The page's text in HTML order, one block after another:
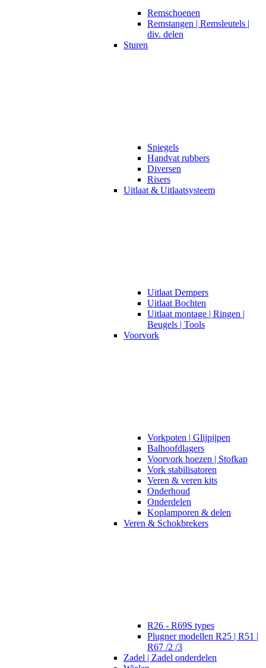
Remschoenen
Remstangen | Remsleutels |
div. delen
Sturen
Spiegels
Handvat rubbers
Diversen
Risers
Uitlaat & Uitlaatsysteem
Uitlaat Dempers
Uitlaat Bochten
Uitlaat montage | Ringen |
Beugels | Tools
Voorvork
Vorkpoten | Glijpijpen
Balhoofdlagers
Voorvork hoezen | Stofkap
Vork stabilisatoren
Veren & veren kits
Onderhoud
Onderdelen
Koplamporen & delen
Veren & Schokbrekers
R26 - R69S types
Plugner modellen R25 | R51 |
R67 /2 /3
Zadel | Zadel onderdelen